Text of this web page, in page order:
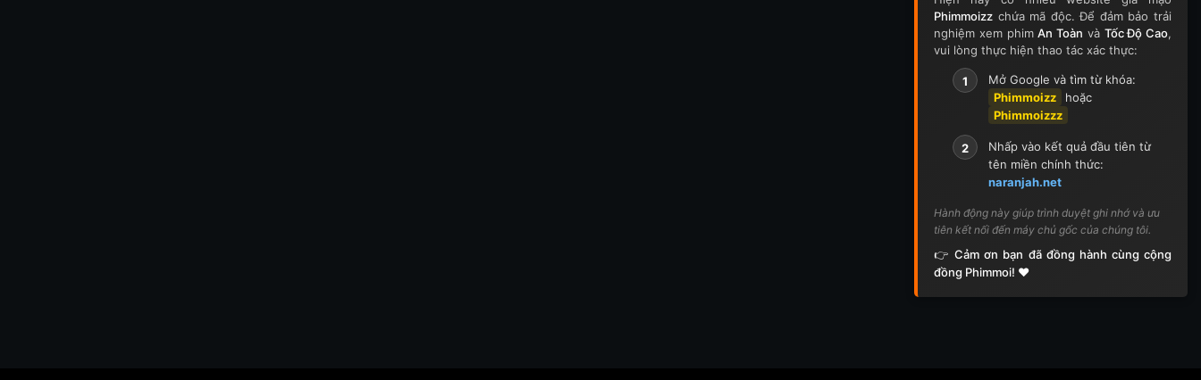
Phimmoizz chứa mã độc. Để đảm bảo trải
nghiệm xem phimAn Toàn và Tốc Độ Cao,
vui lòng thực hiện thao tác xác thực:
1
Mở Google và tìm từ khóa:
Phimmoizz
hoặc
Phimmoizzz
2
Nhấp vào kết quả đầu tiên từ
tên miền chính thức:
naranjah.net
Hành động này giúp trình duyệt ghi nhớ và ưu
tiên kết nối đến máy chủ gốc của chúng tôi.
👉 Cảm ơn bạn đã đồng hành cùng cộng
đồng Phimmoi! ❤️